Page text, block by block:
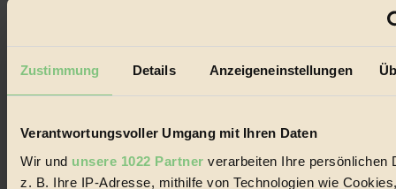
Zustimmung Details Anzeigeneinstellungen
Verantwortungsvoller Umgang mit Ihren Daten
Wir und unsere 1022 Partner verarbeiten Ihre persönlichen
z. B. Ihre IP-Adresse, mithilfe von Technologien wie
© 2026 Biorama GmbH